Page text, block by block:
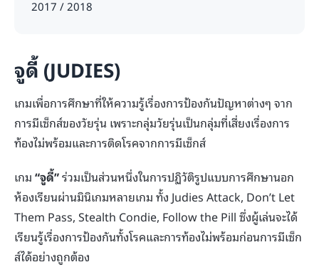
2017 / 2018
จูดี้ (JUDIES)
เกมเพื่อการศึกษาที่ให้ความรู้เรื่องการป้องกันปัญหาต่างๆ จาก
การมีเซ็กส์ของวัยรุ่น เพราะกลุ่มวัยรุ่นเป็นกลุ่มที่เสี่ยงเรื่องการ
ท้องไม่พร้อมและการติดโรคจากการมีเซ็กส์
เกม“จูดี้”ร่วมเป็นส่วนหนึ่งในการปฏิวัติรูปแบบการศึกษานอก
ห้องเรียนผ่านมินิเกมหลายเกม ทั้ง Judies Attack, Don’t Let
Them Pass, Stealth Condie, Follow the Pill ซึ่งผู้เล่นจะได้
เรียนรู้เรื่องการป้องกันทั้งโรคและการท้องไม่พร้อมก่อนการมีเซ็ก
ส์ได้อย่างถูกต้อง